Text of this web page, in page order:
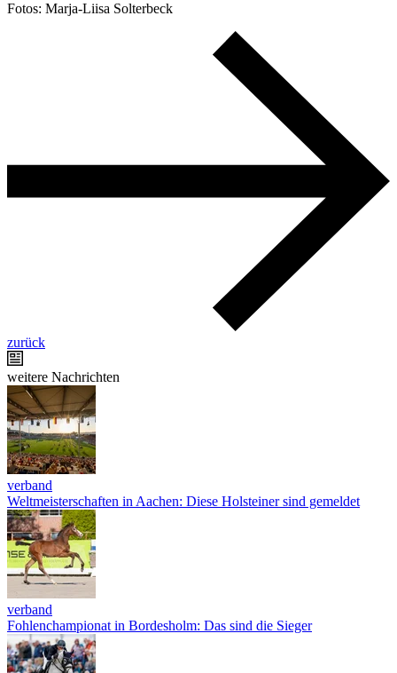
Fotos: Marja-Liisa Solterbeck
zurück
weitere Nachrichten
verband
Weltmeisterschaften in Aachen: Diese Holsteiner sind gemeldet
verband
Fohlenchampionat in Bordesholm: Das sind die Sieger